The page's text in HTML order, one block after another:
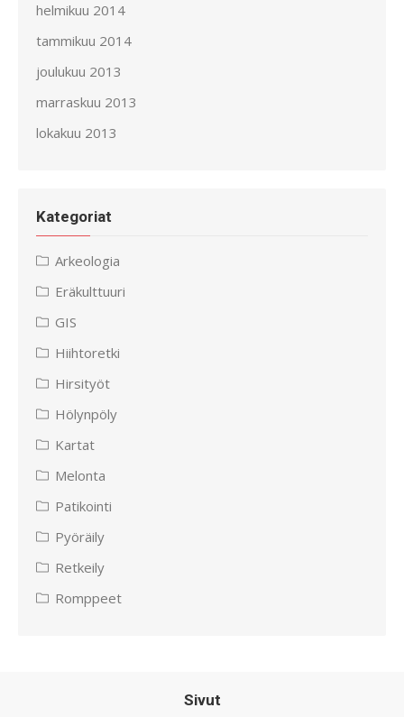
helmikuu 2014
tammikuu 2014
joulukuu 2013
marraskuu 2013
lokakuu 2013
Kategoriat
Arkeologia
Eräkulttuuri
GIS
Hiihtoretki
Hirsityöt
Hölynpöly
Kartat
Melonta
Patikointi
Pyöräily
Retkeily
Romppeet
Sivut